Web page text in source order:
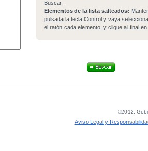
Buscar.
Elementos de la lista salteados:
pulsada la tecla Control y vaya
el ratón cada elemento, y clique al final
©2012,
Aviso Legal y